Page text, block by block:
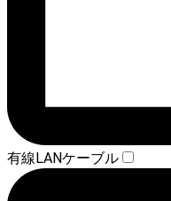
有線LANケーブル